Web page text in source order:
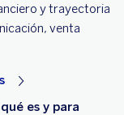
y trayectoria
venta
es y para